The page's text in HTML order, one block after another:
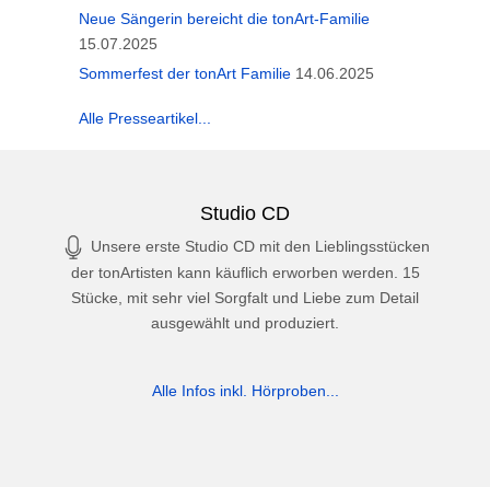
Neue Sängerin bereicht die tonArt-Familie
15.07.2025
Sommerfest der tonArt Familie 14.06.2025
Alle Presseartikel...
Studio CD
Unsere erste Studio CD mit den Lieblingsstücken
der tonArtisten kann käuflich erworben werden. 15
Stücke, mit sehr viel Sorgfalt und Liebe zum Detail
ausgewählt und produziert.
Alle Infos inkl. Hörproben...